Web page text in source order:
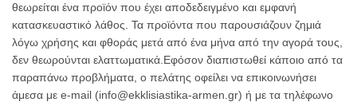
θεωρείται ένα προϊόν που έχει αποδεδειγμένο και εμφανή
κατασκευαστικό λάθος. Τα προϊόντα που παρουσιάζουν ζημιά
λόγω χρήσης και φθοράς μετά από ένα μήνα από την αγορά τους,
δεν θεωρούνται ελαττωματικά.Εφόσον διαπιστωθεί κάποιο από τα
παραπάνω προβλήματα, ο πελάτης οφείλει να επικοινωνήσει
άμεσα με e-mail (info@ekklisiastika-armen.gr) ή με τα τηλέφωνο